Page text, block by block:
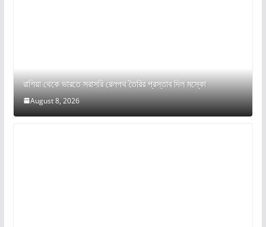
রাশিয়া থেকে ভারতে সরাসরি রেলপথ তৈরির প্রস্তাব দিল মস্কো
August 8, 2026